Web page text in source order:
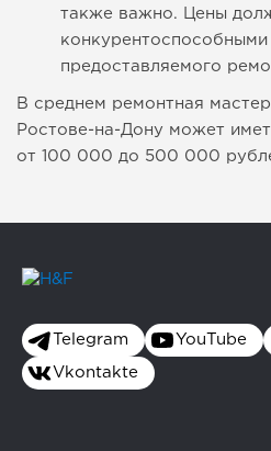
также важно. Цены
предоставляемого
В среднем ремонтная
Ростове-на-Дону может
от 100 000 до 500 000
Telegram YouTube
Vkontakte